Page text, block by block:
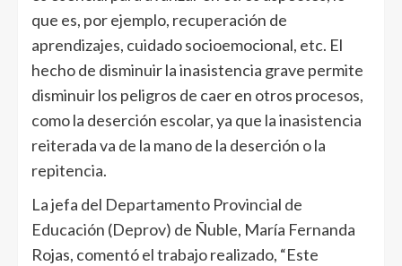
que es, por ejemplo, recuperación de
aprendizajes, cuidado socioemocional, etc. El
hecho de disminuir la inasistencia grave permite
disminuir los peligros de caer en otros procesos,
como la deserción escolar, ya que la inasistencia
reiterada va de la mano de la deserción o la
repitencia.
La jefa del Departamento Provincial de
Educación (Deprov) de Ñuble, María Fernanda
Rojas, comentó el trabajo realizado, “Este